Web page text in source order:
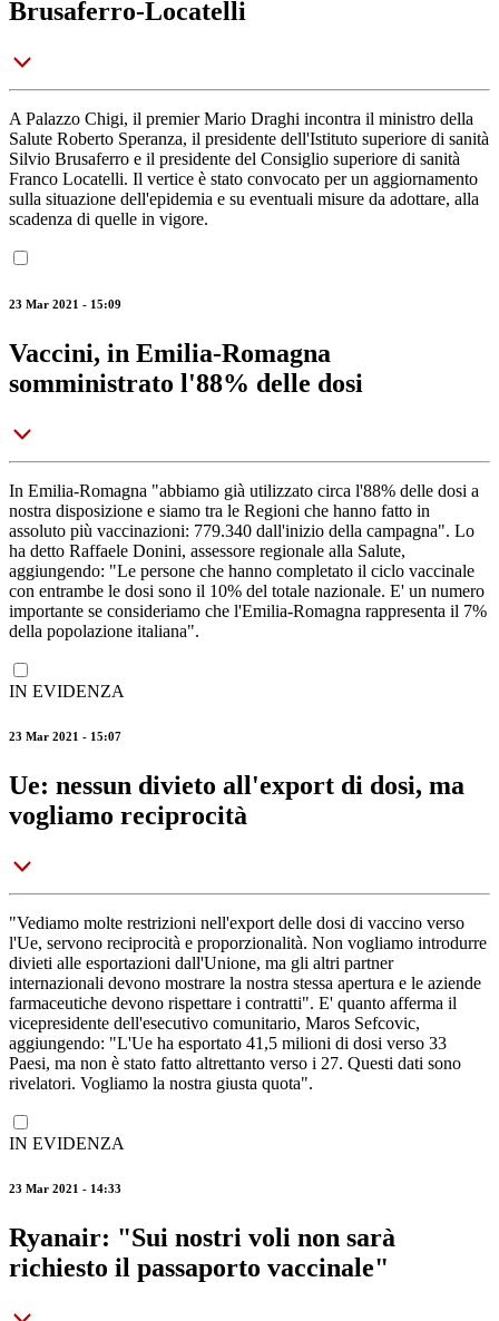
Brusaferro-Locatelli
A Palazzo Chigi, il premier Mario Draghi incontra il ministro della
Salute Roberto Speranza, il presidente dell'Istituto superiore di sanità
Silvio Brusaferro e il presidente del Consiglio superiore di sanità
Franco Locatelli. Il vertice è stato convocato per un aggiornamento
sulla situazione dell'epidemia e su eventuali misure da adottare, alla
scadenza di quelle in vigore.
23 Mar 2021 - 15:09
Vaccini, in Emilia-Romagna
somministrato l'88% delle dosi
In Emilia-Romagna "abbiamo già utilizzato circa l'88% delle dosi a
nostra disposizione e siamo tra le Regioni che hanno fatto in
assoluto più vaccinazioni: 779.340 dall'inizio della campagna". Lo
ha detto Raffaele Donini, assessore regionale alla Salute,
aggiungendo: "Le persone che hanno completato il ciclo vaccinale
con entrambe le dosi sono il 10% del totale nazionale. E' un numero
importante se consideriamo che l'Emilia-Romagna rappresenta il 7%
della popolazione italiana".
IN EVIDENZA
23 Mar 2021 - 15:07
Ue: nessun divieto all'export di dosi, ma
vogliamo reciprocità
"Vediamo molte restrizioni nell'export delle dosi di vaccino verso
l'Ue, servono reciprocità e proporzionalità. Non vogliamo introdurre
divieti alle esportazioni dall'Unione, ma gli altri partner
internazionali devono mostrare la nostra stessa apertura e le aziende
farmaceutiche devono rispettare i contratti". E' quanto afferma il
vicepresidente dell'esecutivo comunitario, Maros Sefcovic,
aggiungendo: "L'Ue ha esportato 41,5 milioni di dosi verso 33
Paesi, ma non è stato fatto altrettanto verso i 27. Questi dati sono
rivelatori. Vogliamo la nostra giusta quota".
IN EVIDENZA
23 Mar 2021 - 14:33
Ryanair: "Sui nostri voli non sarà
richiesto il passaporto vaccinale"